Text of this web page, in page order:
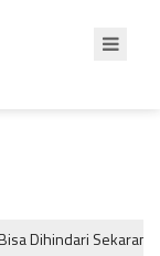
Dihindari Sekarang!